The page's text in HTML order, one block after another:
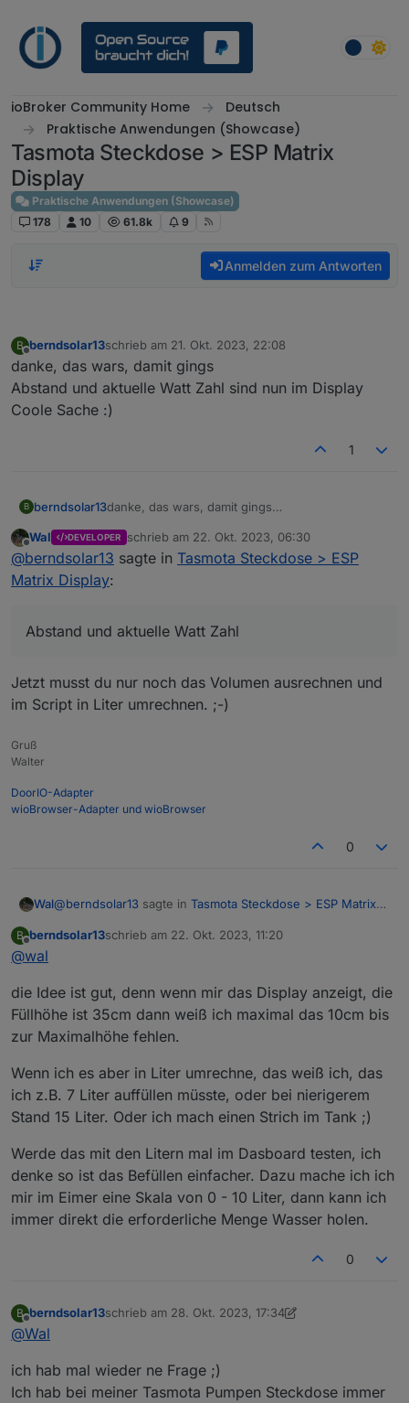
ioBroker Community Home
Deutsch
Praktische Anwendungen (Showcase)
Tasmota Steckdose > ESP Matrix
Display
Praktische Anwendungen (Showcase)
178
10 61.8k 9
Anmelden zum Antworten
B
Offline
berndsolar13schrieb am 21. Okt. 2023, 22:08
zuletzt editiert von
danke, das wars, damit gings
Abstand und aktuelle Watt Zahl sind nun im Display
Coole Sache :)
1
B berndsolar13danke, das wars, damit gings
Display
Coole Sache :)
Offline
Wal DEVELOPER schrieb am 22. Okt. 2023, 06:30
zuletzt editiert von
@berndsolar13 sagte in Tasmota Steckdose > ESP
Matrix Display:
Abstand und aktuelle Watt Zahl
Jetzt musst du nur noch das Volumen ausrechnen und
im Script in Liter umrechnen. ;-)
Gruß
Walter
DoorIO-Adapter
wioBrowser-Adapter und wioBrowser
0
Wal@berndsolar13 sagte in Tasmota Steckdose > ESP Matrix
Jetzt musst du nur noch das Volumen ausrechnen und im
Script in Liter umrechnen. ;-)
B
Offline
berndsolar13schrieb am 22. Okt. 2023, 11:20
zuletzt editiert von
@wal
die Idee ist gut, denn wenn mir das Display anzeigt, die
Füllhöhe ist 35cm dann weiß ich maximal das 10cm bis
zur Maximalhöhe fehlen.
Wenn ich es aber in Liter umrechne, das weiß ich, das
ich z.B. 7 Liter auffüllen müsste, oder bei nierigerem
Stand 15 Liter. Oder ich mach einen Strich im Tank ;)
Werde das mit den Litern mal im Dasboard testen, ich
denke so ist das Befüllen einfacher. Dazu mache ich ich
mir im Eimer eine Skala von 0 - 10 Liter, dann kann ich
immer direkt die erforderliche Menge Wasser holen.
0
B
Offline
berndsolar13schrieb am 28. Okt. 2023, 17:34
zuletzt editiert von berndsolar13
@Wal
ich hab mal wieder ne Frage ;)
Ich hab bei meiner Tasmota Pumpen Steckdose immer